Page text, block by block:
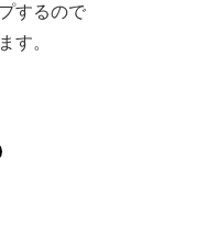
するので
す。